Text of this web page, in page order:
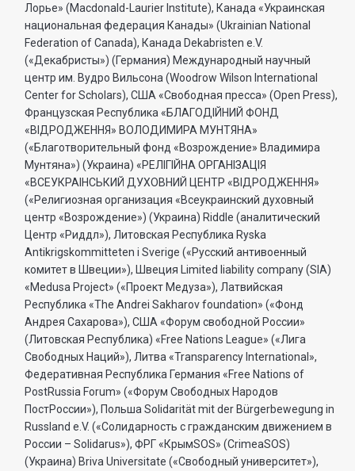
Лорье» (Macdonald-Laurier Institute), Канада «Украинская
национальная федерация Канады» (Ukrainian National
Federation of Canada), Канада Dekabristen e.V.
(«Декабристы») (Германия) Международный научный
центр им. Вудро Вильсона (Woodrow Wilson International
Center for Scholars), США «Свободная пресса» (Open Press),
Французская Республика «БЛАГОДIЙНИЙ ФОНД
«ВIДРОДЖЕННЯ» ВОЛОДИМИРА МУНТЯНА»
(«Благотворительный фонд «Возрождение» Владимира
Мунтяна») (Украина) «РЕЛIГIЙНА ОРГАНIЗАЦIЯ
«ВСЕУКРАIНСЬКИЙ ДУХОВНИЙ ЦЕНТР «ВIДРОДЖЕННЯ»
(«Религиозная организация «Всеукраинский духовный
центр «Возрождение») (Украина) Riddle (аналитический
Центр «Риддл»), Литовская Республика Ryska
Antikrigskommitteten i Sverige («Русский антивоенный
комитет в Швеции»), Швеция Limited liability company (SIA)
«Medusa Project» («Проект Медуза»), Латвийская
Республика «The Andrei Sakharov foundation» («Фонд
Андрея Сахарова»), США «Форум свободной России»
(Литовская Республика) «Free Nations League» («Лига
Свободных Наций»), Литва «Transparеncy International»,
Федеративная Республика Германия «Free Nations of
PostRussia Forum» («Форум Свободных Народов
ПостРоссии»), Польша Solidarität mit der Bürgerbewegung in
Russland e.V. («Солидарность с гражданским движением в
России – Solidarus»), ФРГ «КрымSOS» (CrimeaSOS)
(Украина) Briva Universitate («Свободный университет»),